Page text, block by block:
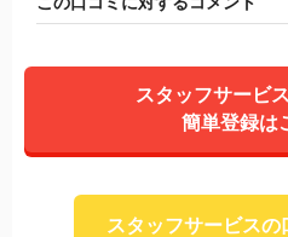
スタッフサービ
簡単登録は
スタッフサービスの